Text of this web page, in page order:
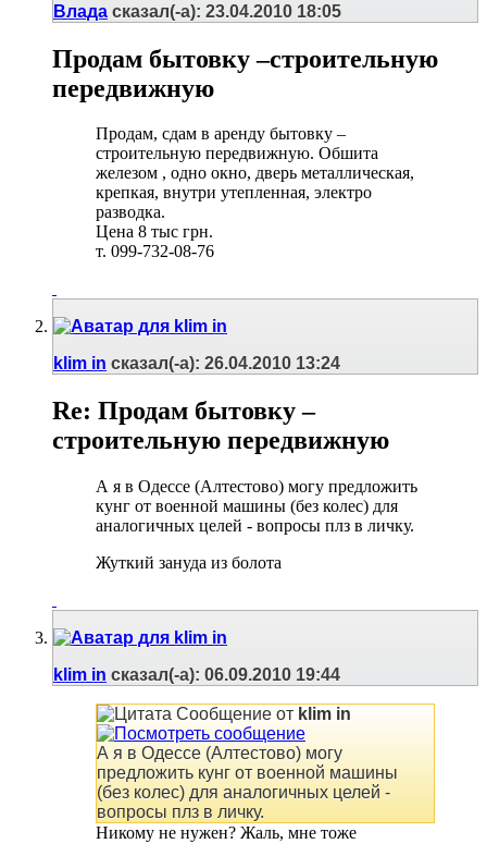
Влада сказал(-а): 23.04.2010 18:05
Продам бытовку –строительную
передвижную
Продам, сдам в аренду бытовку –
строительную передвижную. Обшита
железом , одно окно, дверь металлическая,
крепкая, внутри утепленная, электро
разводка.
Цена 8 тыс грн.
т. 099-732-08-76
klim in сказал(-а): 26.04.2010 13:24
Re: Продам бытовку –
строительную передвижную
А я в Одессе (Алтестово) могу предложить
кунг от военной машины (без колес) для
аналогичных целей - вопросы плз в личку.
Жуткий зануда из болота
klim in сказал(-а): 06.09.2010 19:44
Сообщение от klim in
А я в Одессе (Алтестово) могу
предложить кунг от военной машины
(без колес) для аналогичных целей -
вопросы плз в личку.
Никому не нужен? Жаль, мне тоже